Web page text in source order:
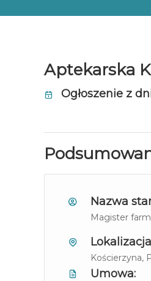
Aptekarska
Ogłoszenie z
Nazwa
Magister
Kościerzyna,
Umowa: